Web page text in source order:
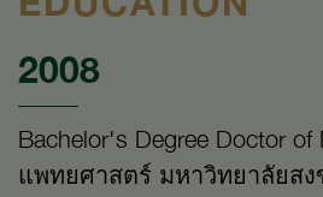
2008
Bachelor's Degree Doctor
แพทยศาสตร์ มหาวิทยาลัยส